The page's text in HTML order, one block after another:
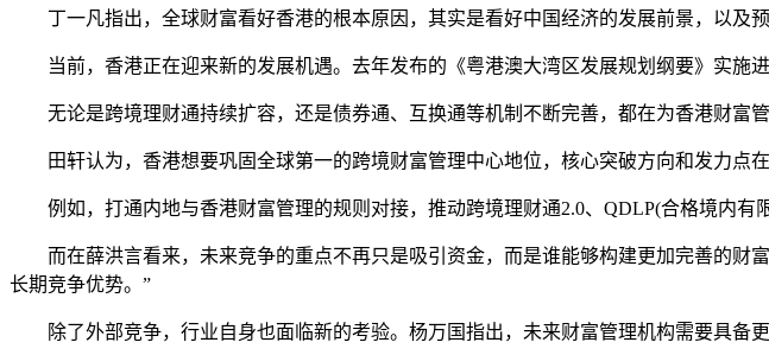
丁一凡指出，全球财富看好香港的根本原因，其实是看好中国经济的发展前景，以及
当前，香港正在迎来新的发展机遇。去年发布的《粤港澳大湾区发展规划纲要》实施
无论是跨境理财通持续扩容，还是债券通、互换通等机制不断完善，都在为香港财富
田轩认为，香港想要巩固全球第一的跨境财富管理中心地位，核心突破方向和发力点
例如，打通内地与香港财富管理的规则对接，推动跨境理财通2.0、QDLP(合格境内
而在薛洪言看来，未来竞争的重点不再只是吸引资金，而是谁能够构建更加完善的
长期竞争优势。”
除了外部竞争，行业自身也面临新的考验。杨万国指出，未来财富管理机构需要具备